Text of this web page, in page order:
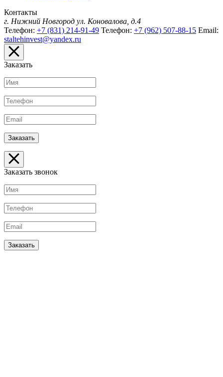
Контакты
г. Нижний Новгород ул. Коновалова, д.4
Телефон: +7 (831) 214-91-49 Телефон: +7 (962) 507-88-15 Email:
staltehinvest@yandex.ru
Заказать
Заказать звонок